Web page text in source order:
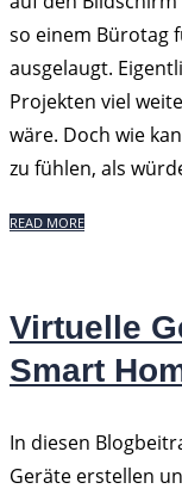
so einem Bürotag
ausgelaugt.
Projekten viel
wäre. Doch wie
zu fühlen, als
READ MORE
Virtuelle
Smart
In diesen
Geräte erstellen